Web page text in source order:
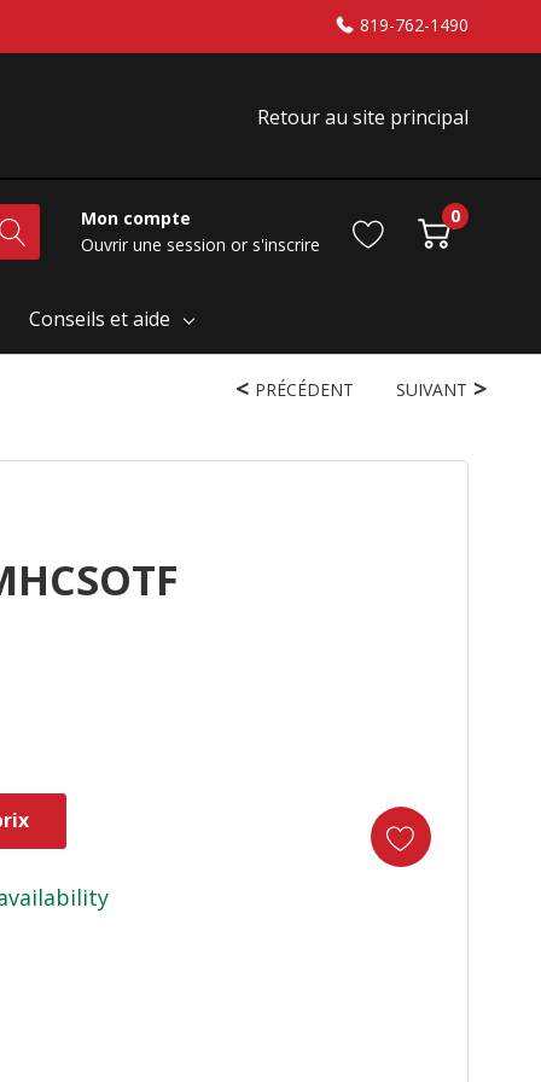
819-762-1490
Retour au site principal
Mon compte
Ouvrir une session or s'inscrire
0
Conseils et aide
PRÉCÉDENT SUIVANT